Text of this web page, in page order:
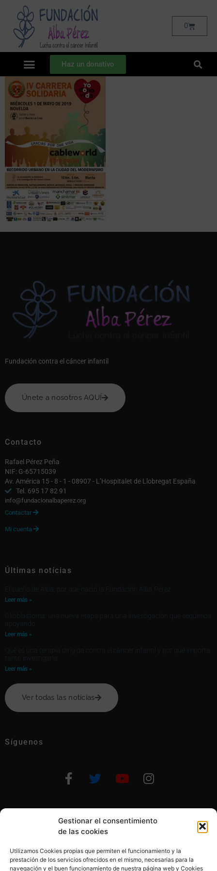
Gestionar el consentimiento
de las cookies
Utilizamos Cookies propias que permiten el funcionamiento y la
prestación de los servicios ofrecidos en el mismo, necesarias para la
navegación y el buen funcionamiento de nuestra página web y Cookies
0
Haz un donativo
Fundación contra el cáncer infantil
Únete a nosotros AQUÍ
Contacto
Rafael Pérez Peña
NIF: G-65715039
Av. América 15 - 8 - 1 - 08907 - L’Hospitalet de Llobregat España
Tel. 695 17 82 91
info@fundacionalbaperez.org
Contactar 
Mi cuenta 
Últimas notícias
Leer más »
Leer más »
Leer más »
Ver todas las notícias
Síguenos
Otras formas de ayudar